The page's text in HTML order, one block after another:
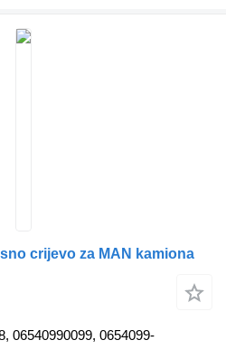
crijevo za MAN kamiona
06540990099, 0654099-